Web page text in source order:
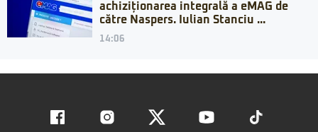
achiziționarea integrală a eMAG de
către Naspers. Iulian Stanciu ...
14:06